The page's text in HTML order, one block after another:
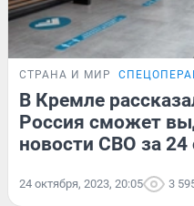
СТРАНА И МИР
В Кремле
Россия сможет
новости СВО за 24
24 октября, 2023, 20:05 3